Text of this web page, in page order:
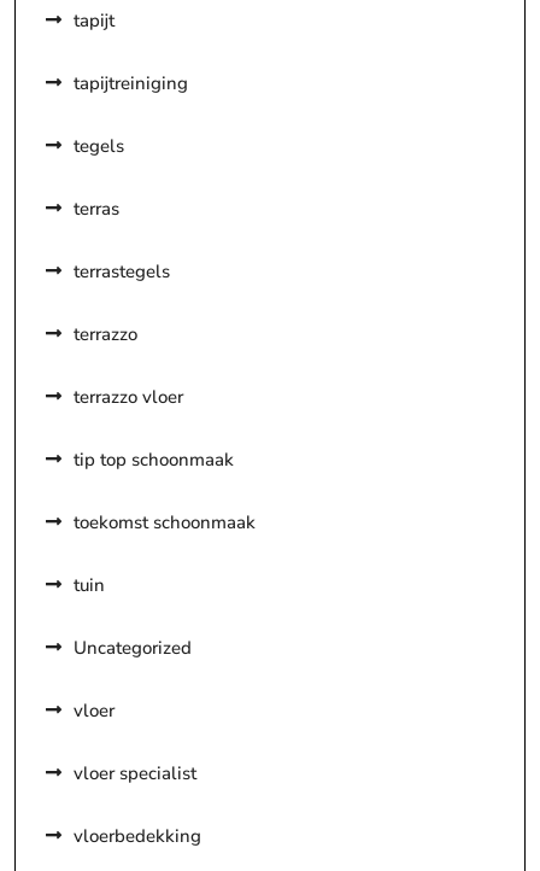
tapijt
tapijtreiniging
tegels
terras
terrastegels
terrazzo
terrazzo vloer
tip top schoonmaak
toekomst schoonmaak
tuin
Uncategorized
vloer
vloer specialist
vloerbedekking